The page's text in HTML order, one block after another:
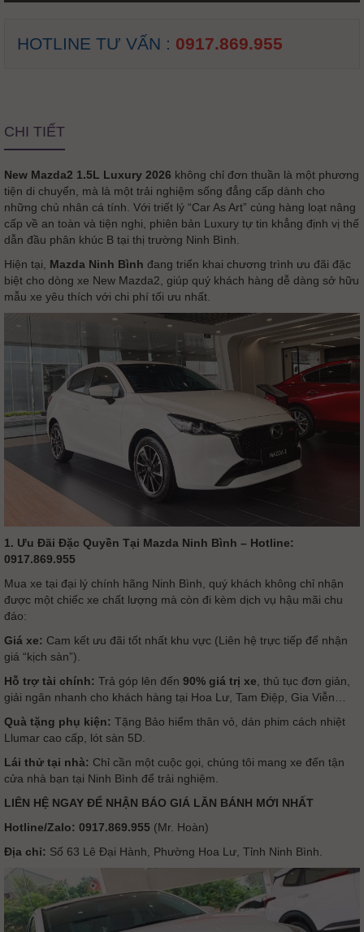
HOTLINE TƯ VẤN : 0917.869.955
CHI TIẾT
New Mazda2 1.5L Luxury 2026 không chỉ đơn thuần là một phương
tiện di chuyển, mà là một trải nghiệm sống đẳng cấp dành cho
những chủ nhân cá tính. Với triết lý “Car As Art” cùng hàng loạt nâng
cấp về an toàn và tiện nghi, phiên bản Luxury tự tin khẳng định vị thế
dẫn đầu phân khúc B tại thị trường Ninh Bình.
Hiện tại, Mazda Ninh Bình đang triển khai chương trình ưu đãi đặc
biệt cho dòng xe New Mazda2, giúp quý khách hàng dễ dàng sở hữu
mẫu xe yêu thích với chi phí tối ưu nhất.
1. Ưu Đãi Đặc Quyền Tại Mazda Ninh Bình – Hotline:
0917.869.955
Mua xe tại đại lý chính hãng Ninh Bình, quý khách không chỉ nhận
được một chiếc xe chất lượng mà còn đi kèm dịch vụ hậu mãi chu
đáo:
Giá xe: Cam kết ưu đãi tốt nhất khu vực (Liên hệ trực tiếp để nhận
giá “kịch sàn”).
Hỗ trợ tài chính: Trả góp lên đến 90% giá trị xe , thủ tục đơn giản,
giải ngân nhanh cho khách hàng tại Hoa Lư, Tam Điệp, Gia Viễn…
Quà tặng phụ kiện: Tặng Bảo hiểm thân vỏ, dán phim cách nhiệt
Llumar cao cấp, lót sàn 5D.
Lái thử tại nhà: Chỉ cần một cuộc gọi, chúng tôi mang xe đến tận
cửa nhà bạn tại Ninh Bình để trải nghiệm.
LIÊN HỆ NGAY ĐỂ NHẬN BÁO GIÁ LĂN BÁNH MỚI NHẤT
Hotline/Zalo: 0917.869.955 (Mr. Hoàn)
Địa chỉ: Số 63 Lê Đại Hành, Phường Hoa Lư, Tỉnh Ninh Bình.